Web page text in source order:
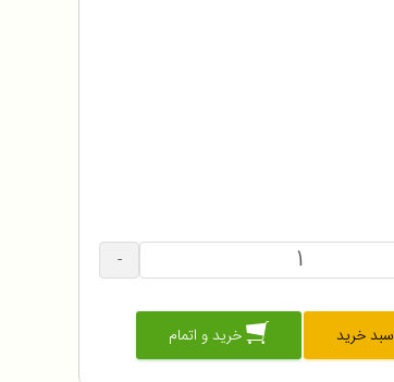
-
خرید خرید و اتمام